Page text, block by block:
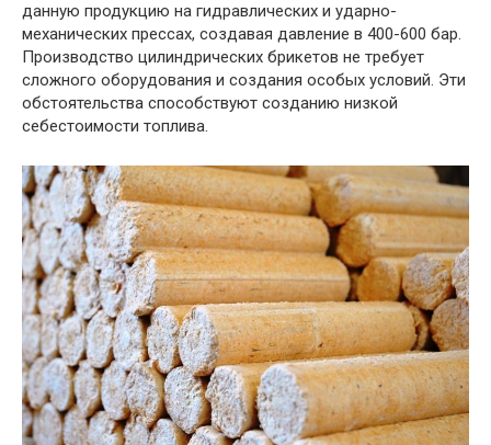
данную продукцию на гидравлических и ударно-
механических прессах, создавая давление в 400-600 бар.
Производство цилиндрических брикетов не требует
сложного оборудования и создания особых условий. Эти
обстоятельства способствуют созданию низкой
себестоимости топлива.